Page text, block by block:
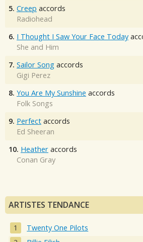
5. Creep accords
Radiohead
6. I Thought I Saw Your Face Today
She and Him
7. Sailor Song accords
Gigi Perez
8. You Are My Sunshine accords
Folk Songs
9. Perfect accords
Ed Sheeran
10. Heather accords
Conan Gray
ARTISTES TENDANCE
Twenty One Pilots